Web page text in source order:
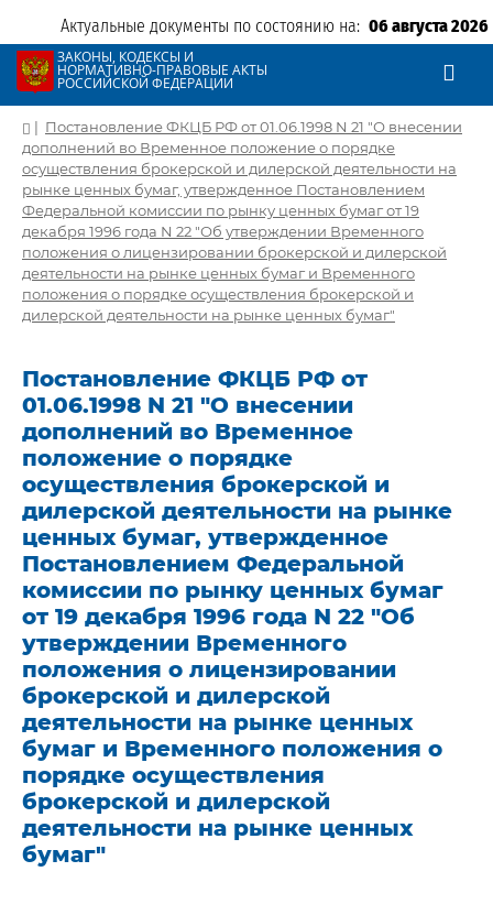
Актуальные документы по состоянию на: 06 августа 2026
ЗАКОНЫ, КОДЕКСЫ И
НОРМАТИВНО-ПРАВОВЫЕ АКТЫ
РОССИЙСКОЙ ФЕДЕРАЦИИ
| Постановление ФКЦБ РФ от 01.06.1998 N 21 "О внесении
дополнений во Временное положение о порядке
осуществления брокерской и дилерской деятельности на
рынке ценных бумаг, утвержденное Постановлением
Федеральной комиссии по рынку ценных бумаг от 19
декабря 1996 года N 22 "Об утверждении Временного
положения о лицензировании брокерской и дилерской
деятельности на рынке ценных бумаг и Временного
положения о порядке осуществления брокерской и
дилерской деятельности на рынке ценных бумаг"
Постановление ФКЦБ РФ от
01.06.1998 N 21 "О внесении
дополнений во Временное
положение о порядке
осуществления брокерской и
дилерской деятельности на рынке
ценных бумаг, утвержденное
Постановлением Федеральной
комиссии по рынку ценных бумаг
от 19 декабря 1996 года N 22 "Об
утверждении Временного
положения о лицензировании
брокерской и дилерской
деятельности на рынке ценных
бумаг и Временного положения о
порядке осуществления
брокерской и дилерской
деятельности на рынке ценных
бумаг"